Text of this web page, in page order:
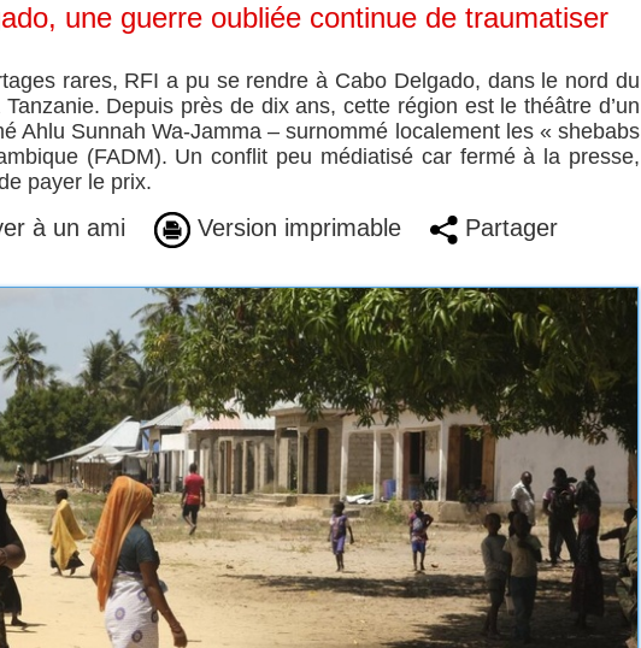
une guerre oubliée continue de traumatiser
rares, RFI a pu se rendre à Cabo Delgado, dans le nord du
Depuis près de dix ans, cette région est le théâtre d’un
Ahlu Sunnah Wa-Jamma – surnommé localement les « shebabs
(FADM). Un conflit peu médiatisé car fermé à la presse,
payer le prix.
à un ami Version imprimable Partager